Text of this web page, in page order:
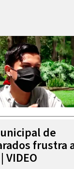
de
frustra
VIDEO